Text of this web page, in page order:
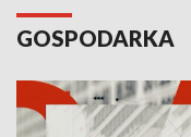
GOSPODARKA